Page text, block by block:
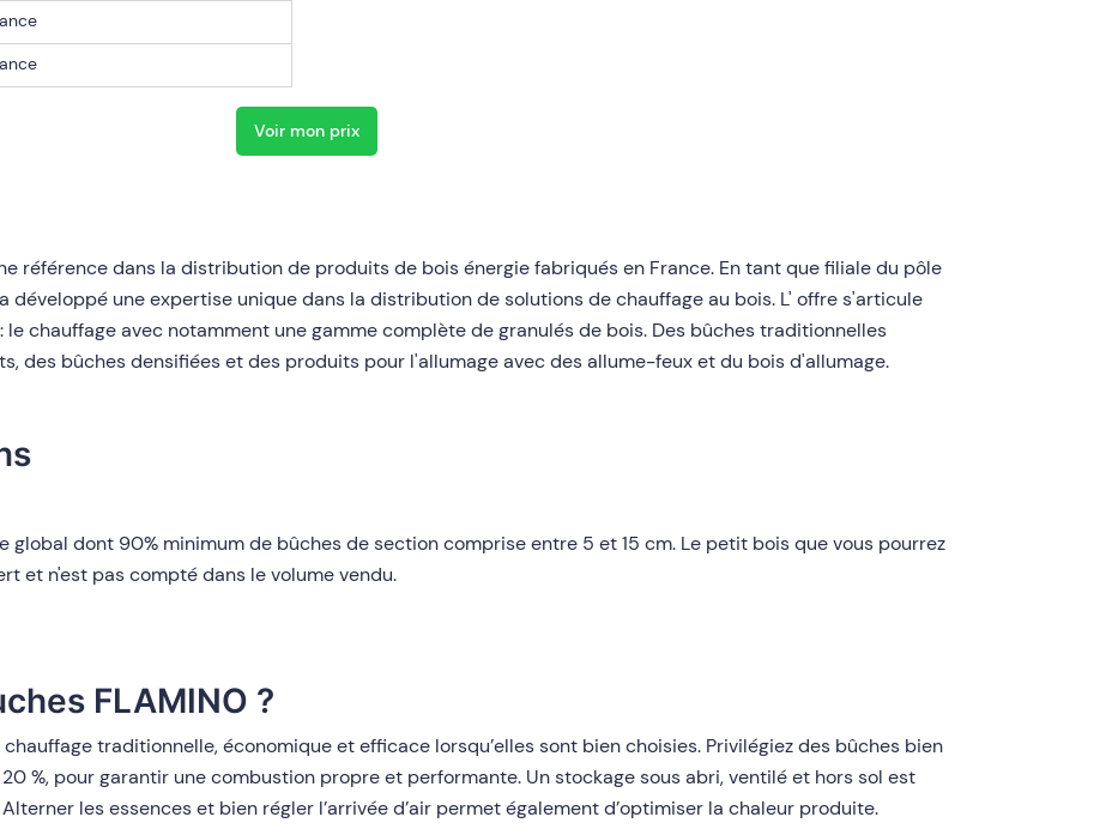
Voir mon prix
référence dans la distribution de produits de bois énergie fabriqués en France. En tant que filiale du pôle
développé une expertise unique dans la distribution de solutions de chauffage au bois. L' offre s'articule
chauffage avec notamment une gamme complète de granulés de bois. Des bûches traditionnelles
des bûches densifiées et des produits pour l'allumage avec des allume-feux et du bois d'allumage.
global dont 90% minimum de bûches de section comprise entre 5 et 15 cm. Le petit bois que vous pourrez
et n'est pas compté dans le volume vendu.
FLAMINO ?
traditionnelle, économique et efficace lorsqu’elles sont bien choisies. Privilégiez des bûches bien
%, pour garantir une combustion propre et performante. Un stockage sous abri, ventilé et hors sol est
les essences et bien régler l’arrivée d’air permet également d’optimiser la chaleur produite.